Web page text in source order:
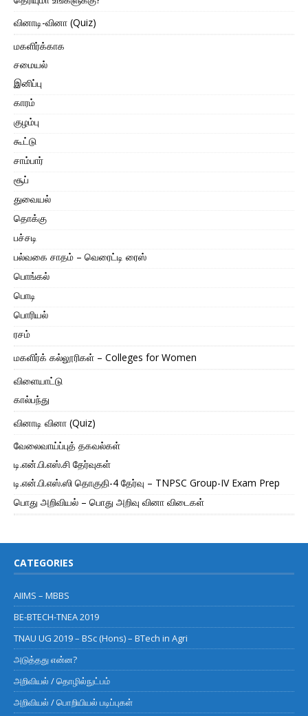
வினாடி-வினா (Quiz)
மகளிர்க்காக
சமையல்
இனிப்பு
காரம்
குழம்பு
கூட்டு
சாம்பார்
சூப்
துவையல்
தொக்கு
பச்சடி
பல்வகை சாதம் – வெரைட்டி ரைஸ்
பொங்கல்
பொடி
பொரியல்
ரசம்
மகளிர்க் கல்லூரிகள் – Colleges for Women
விளையாட்டு
கால்பந்து
வினாடி வினா (Quiz)
வேலைவாய்ப்புத் தகவல்கள்
டி.என்.பி.எஸ்.சி தேர்வுகள்
டி.என்.பி.எஸ்.ஸி தொகுதி-4 தேர்வு – TNPSC Group-IV Exam Prep
பொது அறிவியல் – பொது அறிவு வினா விடைகள்
CATEGORIES
AIIMS – MBBS
BE-BTECH-TNEA 2019
TNAU UG 2019 – BSc (Hons) – BTech in Agri
அடுத்தது என்ன?
அறிவியல் / தொழில்நுட்பம்
அறிவியல் / பொறியியல் படிப்புகள்